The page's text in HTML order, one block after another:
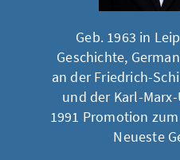
Geb. 1963 in
Geschichte,
an der Friedrich-
und der Karl-
1991 Promotion
Neueste